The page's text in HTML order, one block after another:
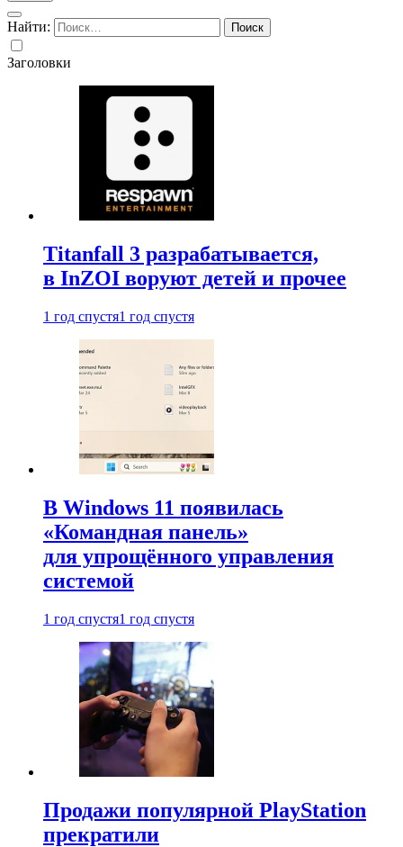
Найти:
Заголовки
Titanfall 3 разрабатывается,
в InZOI воруют детей и прочее
1 год спустя1 год спустя
В Windows 11 появилась
«Командная панель»
для упрощённого управления
системой
1 год спустя1 год спустя
Продажи популярной PlayStation
прекратили